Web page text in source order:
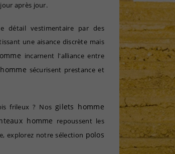
après jour.
détail vestimentaire par des
une aisance discrète mais
incarnent l'alliance entre
sécurisent prestance et
frileux ? Nos gilets homme
homme repoussent les
explorez notre sélection polos